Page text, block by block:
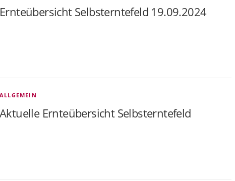
Ernteübersicht Selbsterntefeld 19.09.2024
ALLGEMEIN
Aktuelle Ernteübersicht Selbsterntefeld